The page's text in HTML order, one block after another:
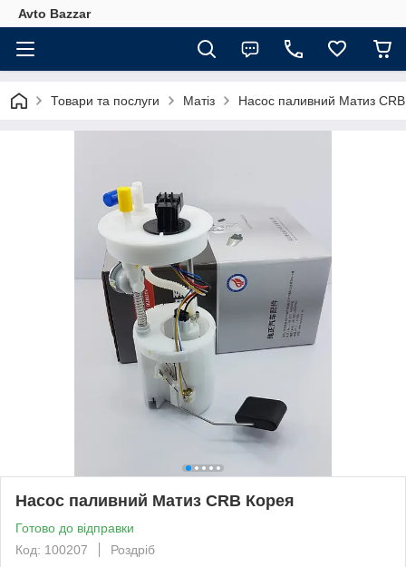
Avto Bazzar
Товари та послуги Матіз Насос паливний Матиз
Насос паливний Матиз CRB Корея
Готово до відправки
Код: 100207
Роздріб